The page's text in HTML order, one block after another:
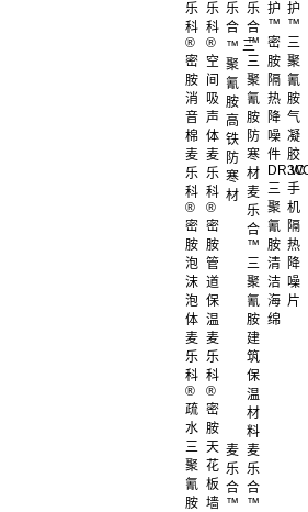
乐
科
®
密
胺
消
音
棉
乐
科
®
空
间
吸
声
体
麦
乐
科
®
密
胺
泡
沫
泡
体
麦
乐
科
®
密
胺
管
道
保
温
麦
乐
科
®
疏
水
三
聚
氰
胺
麦
乐
科
®
密
胺
天
花
板
墙
乐
合
™ 三
聚
氰
胺
高
铁
防
寒
材
乐
合
™
三
聚
氰
胺
防
寒
材
麦
乐
合
™
三
聚
氰
胺
建
筑
保
温
材
料
麦
乐
合
™
麦
乐
合
™
护
™
密
胺
隔
热
降
噪
件
护
™
三
聚
氰
胺
气
凝
胶
三
聚
氰
胺
清
洁
海
绵
3C
手
机
隔
热
降
噪
片